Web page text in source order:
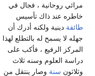
مرائي روحانية ، فجال في
خاطره عند ذاك تأسيس
طائفة دينية ولكنه أدرك أن
جهله لا يسمح له بالتطلع لهذا
المركز الرفيع ، فأكب على
دراسة العلوم وسنه ثلاث
وثلاثون سنة وصار ينتقل من